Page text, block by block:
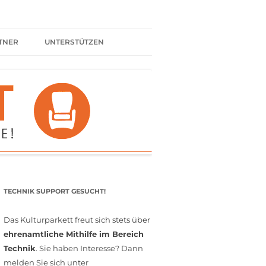
UNTERSTÜTZEN
SPENDEN
FÖRDERMITGLIED WERDEN
MITGLIEDSCHAFT
TECHNIK SUPPORT GESUCHT!
Das Kulturparkett freut sich stets über
ehrenamtliche Mithilfe im Bereich
Technik. Sie haben Interesse? Dann
melden Sie sich unter